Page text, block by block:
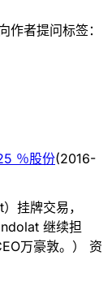
者提问标签：
％股份(2016-
挂牌交易，
继续担
万豪敦。） 资